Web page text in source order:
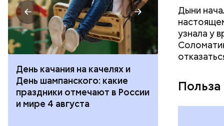
День качания на качелях и
День шампанского: какие
праздники отмечают в России
и мире 4 августа
с зеркалом:
отмечают в
августа
Дыни
узнала у